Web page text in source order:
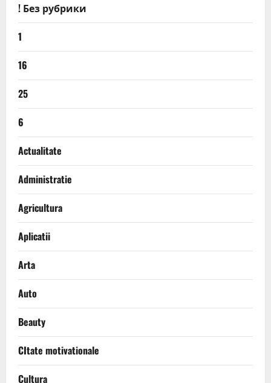
! Без рубрики
1
16
25
6
Actualitate
Administratie
Agricultura
Aplicatii
Arta
Auto
Beauty
CItate motivationale
Cultura